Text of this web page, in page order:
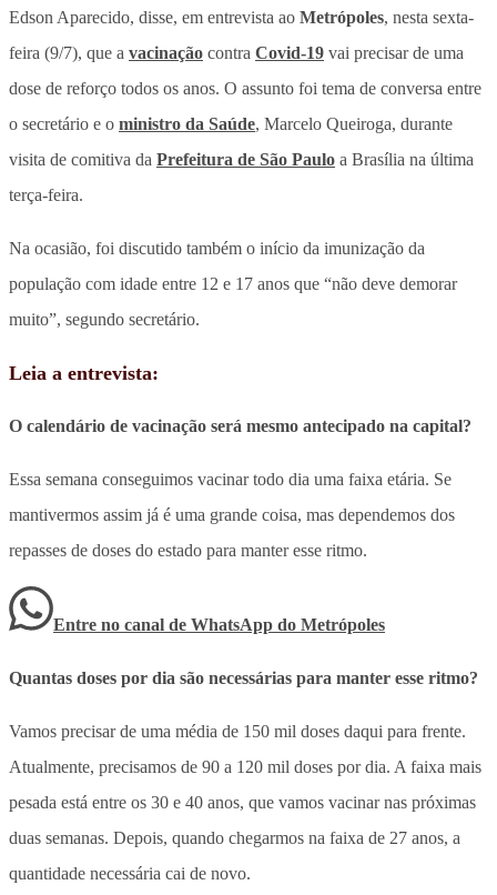
Edson Aparecido, disse, em entrevista ao Metrópoles, nesta sexta-
feira (9/7), que a vacinação contra Covid-19 vai precisar de uma
dose de reforço todos os anos. O assunto foi tema de conversa entre
o secretário e o ministro da Saúde, Marcelo Queiroga, durante
visita de comitiva da Prefeitura de São Paulo a Brasília na última
terça-feira.
Na ocasião, foi discutido também o início da imunização da
população com idade entre 12 e 17 anos que “não deve demorar
muito”, segundo secretário.
Leia a entrevista:
O calendário de vacinação será mesmo antecipado na capital?
Essa semana conseguimos vacinar todo dia uma faixa etária. Se
mantivermos assim já é uma grande coisa, mas dependemos dos
repasses de doses do estado para manter esse ritmo.
Entre no canal de WhatsApp do Metrópoles
Quantas doses por dia são necessárias para manter esse ritmo?
Vamos precisar de uma média de 150 mil doses daqui para frente.
Atualmente, precisamos de 90 a 120 mil doses por dia. A faixa mais
pesada está entre os 30 e 40 anos, que vamos vacinar nas próximas
duas semanas. Depois, quando chegarmos na faixa de 27 anos, a
quantidade necessária cai de novo.